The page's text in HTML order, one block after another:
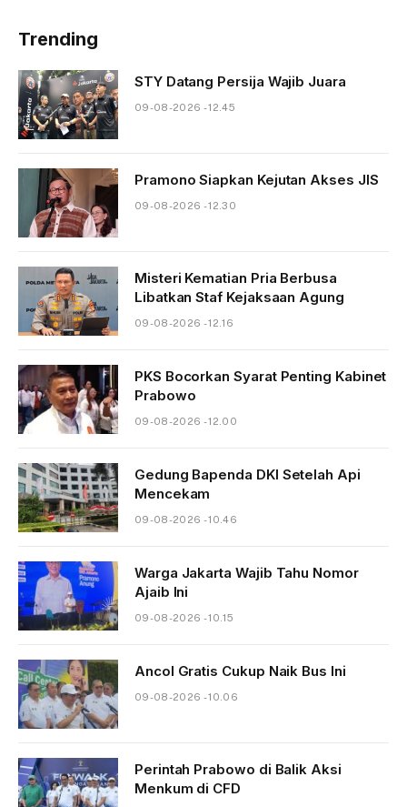
Trending
STY Datang Persija Wajib Juara
09-08-2026 - 12.45
Pramono Siapkan Kejutan Akses JIS
09-08-2026 - 12.30
Misteri Kematian Pria Berbusa
Libatkan Staf Kejaksaan Agung
09-08-2026 - 12.16
PKS Bocorkan Syarat Penting Kabinet
Prabowo
09-08-2026 - 12.00
Gedung Bapenda DKI Setelah Api
Mencekam
09-08-2026 - 10.46
Warga Jakarta Wajib Tahu Nomor
Ajaib Ini
09-08-2026 - 10.15
Ancol Gratis Cukup Naik Bus Ini
09-08-2026 - 10.06
Perintah Prabowo di Balik Aksi
Menkum di CFD